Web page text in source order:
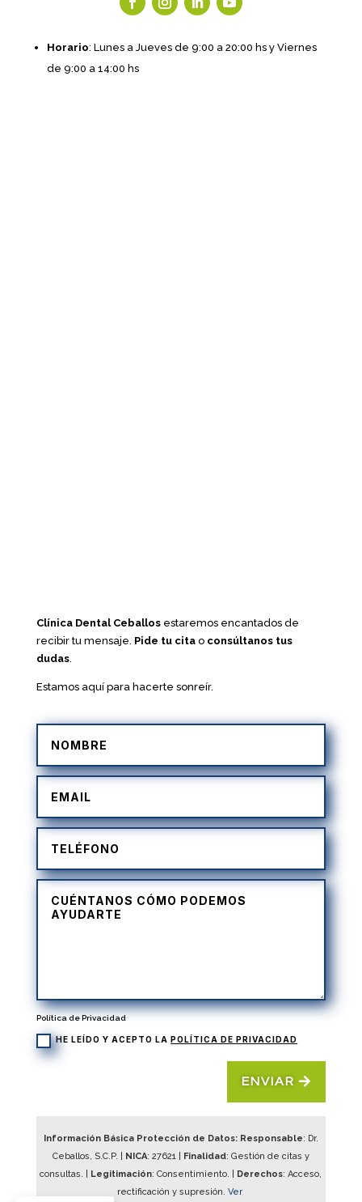
Horario: Lunes a Jueves de 9:00 a 20:00 hs y Viernes
de 9:00 a 14:00 hs
Clínica Dental Ceballosestaremos encantados de
recibir tu mensaje. Pide tu citao consúltanos tus
dudas.
Estamos aquí para hacerte sonreír.
Política de Privacidad
HE LEÍDO Y ACEPTO LA POLÍTICA DE PRIVACIDAD
ENVIAR
Información Básica Protección de Datos: Responsable: Dr.
Ceballos, S.C.P. |
NICA: 27621| Finalidad: Gestión de citas y
consultas. |
Legitimación: Consentimiento. | Derechos: Acceso,
rectificación y supresión. Ver